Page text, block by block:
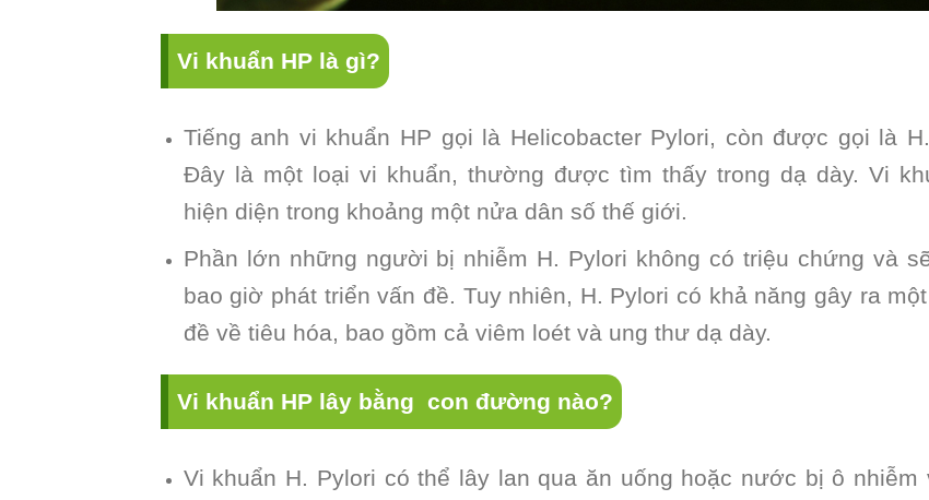
Vi khuẩn HP là gì?
Tiếng anh vi khuẩn HP gọi là Helicobacter Pylori, còn được gọi là
Đây là một loại vi khuẩn, thường được tìm thấy trong dạ dày. Vi
hiện diện trong khoảng một nửa dân số thế giới.
Phần lớn những người bị nhiễm H. Pylori không có triệu chứng và
bao giờ phát triển vấn đề. Tuy nhiên, H. Pylori có khả năng gây ra
đề về tiêu hóa, bao gồm cả viêm loét và ung thư dạ dày.
Vi khuẩn HP lây bằng con đường nào?
Vi khuẩn H. Pylori có thể lây lan qua ăn uống hoặc nước bị ô nhiễm